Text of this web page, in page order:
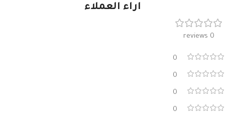
اراء العملاء
0 reviews
0
0
0
0